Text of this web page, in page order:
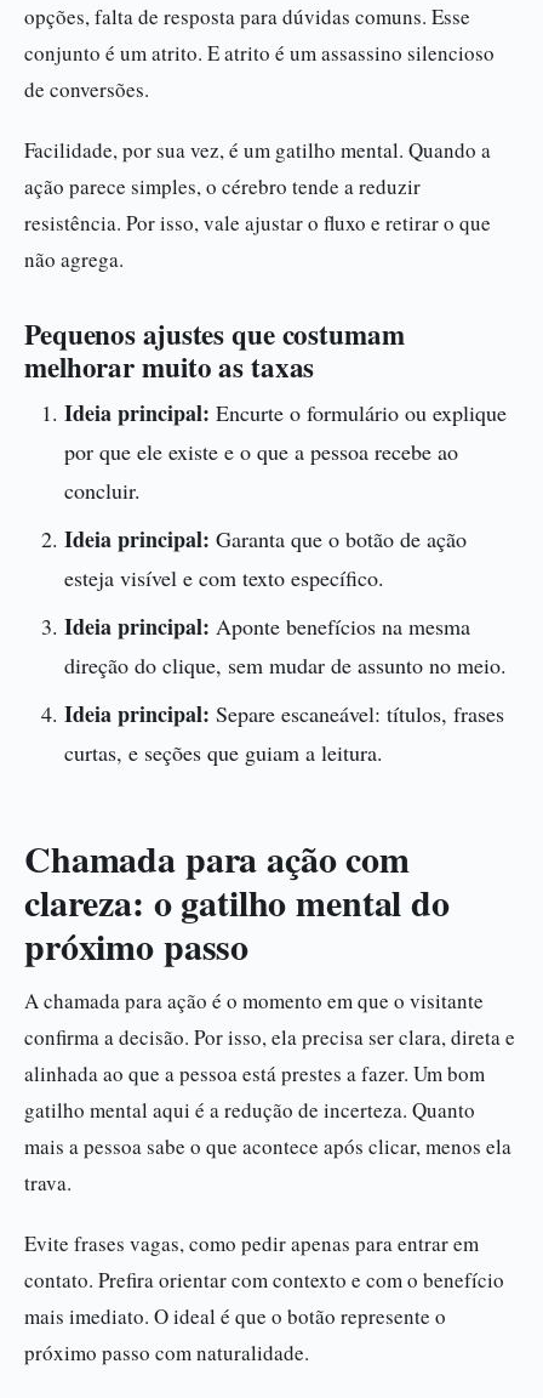
opções, falta de resposta para dúvidas comuns. Esse
conjunto é um atrito. E atrito é um assassino silencioso
de conversões.
Facilidade, por sua vez, é um gatilho mental. Quando a
ação parece simples, o cérebro tende a reduzir
resistência. Por isso, vale ajustar o fluxo e retirar o que
não agrega.
Pequenos ajustes que costumam
melhorar muito as taxas
Ideia principal: Encurte o formulário ou explique
por que ele existe e o que a pessoa recebe ao
concluir.
Ideia principal: Garanta que o botão de ação
esteja visível e com texto específico.
Ideia principal: Aponte benefícios na mesma
direção do clique, sem mudar de assunto no meio.
Ideia principal: Separe escaneável: títulos, frases
curtas, e seções que guiam a leitura.
Chamada para ação com
clareza: o gatilho mental do
próximo passo
A chamada para ação é o momento em que o visitante
confirma a decisão. Por isso, ela precisa ser clara, direta e
alinhada ao que a pessoa está prestes a fazer. Um bom
gatilho mental aqui é a redução de incerteza. Quanto
mais a pessoa sabe o que acontece após clicar, menos ela
trava.
Evite frases vagas, como pedir apenas para entrar em
contato. Prefira orientar com contexto e com o benefício
mais imediato. O ideal é que o botão represente o
próximo passo com naturalidade.